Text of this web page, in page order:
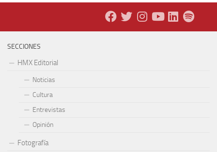
SECCIONES
HMX Editorial
Noticias
Cultura
Entrevistas
Opinión
Fotografía